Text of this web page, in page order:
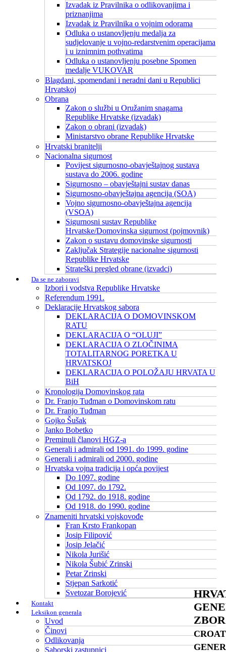
ZBOR
Izvadak iz Pravilnika o odlikovanjima i
priznanjima
Izvadak iz Pravilnika o vojnim odorama
Odluka o ustanovljenju medalja za
sudjelovanje u vojno-redarstvenim operacijama
i u iznimnim pothvatima
Odluka o ustanovljenju posebne Spomen
medalje VUKOVAR
Blagdani, spomendani i neradni dani u Republici
Hrvatskoj
Obrana
Zakon o službi u Oružanim snagama
Republike Hrvatske (izvadak)
Zakon o obrani (izvadak)
Ministarstvo obrane Republike Hrvatske
Hrvatski branitelji
Nacionalna sigurnost
Povijest sigurnosno-obavještajnog sustava
sustava do 2006. godine
Sigurnosno – obavještajni sustav danas
Sigurnosno-obavještajna agencija (SOA)
Vojno sigurnosno-obavještajna agencija
(VSOA)
Sigurnosni sustav Republike
Hrvatske/Domovinska sigurnost (pojmovnik)
Zakon o sustavu domovinske sigurnosti
Zaključak Strategije nacionalne sigurnosti
Republike Hrvatske
Strateški pregled obrane (izvadci)
Da se ne zaboravi
Izbori i vodstva Republike Hrvatske
Referendum 1991.
Deklaracije Hrvatskog sabora
DEKLARACIJA O DOMOVINSKOM
RATU
DEKLARACIJA O “OLUJI”
DEKLARACIJA O ZLOČINIMA
TOTALITARNOG PORETKA U
HRVATSKOJ
DEKLARACIJA O POLOŽAJU HRVATA U
BiH
Kronologija Domovinskog rata
Dr. Franjo Tuđman o Domovinskom ratu
Dr. Franjo Tuđman
Gojko Šušak
Janko Bobetko
Preminuli članovi HGZ-a
Generali i admirali od 1991. do 1999. godine
Generali i admirali od 2000. godine
Hrvatska vojna tradicija i opća povijest
Do 1097. godine
Od 1097. do 1792.
Od 1792. do 1918. godine
Od 1918. do 1990. godine
Znameniti hrvatski vojskovođe
Fran Krsto Frankopan
Josip Filipović
Josip Jelačić
Nikola Jurišić
Nikola Šubić Zrinski
Petar Zrinski
Stjepan Sarkotić
Svetozar Borojević
Kontakt
Leksikon generala
Uvod
Činovi
Odlikovanja
Saborski zastupnici